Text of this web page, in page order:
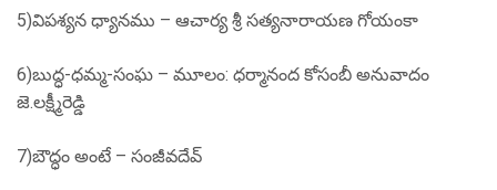
5)విపశ్యన ధ్యానము – ఆచార్య శ్రీ సత్యనారాయణ గోయంకా
6)బుద్ధ-ధమ్మ-సంఘ – మూలం: ధర్మానంద కోసంబీ అనువాదం
జె.లక్ష్మీరెడ్డి
7)బౌద్ధం అంటే – సంజీవదేవ్